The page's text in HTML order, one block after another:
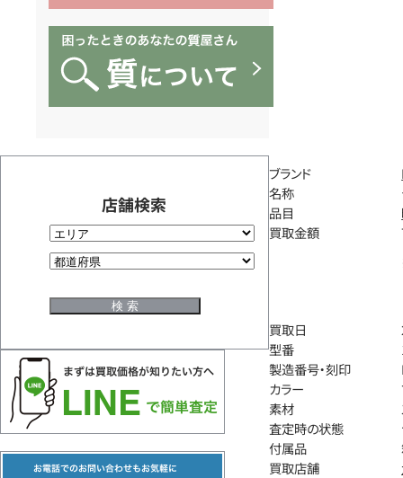
店舗検索
ブランド
名称
品目
買取金額
買取日
型番
製造番号・刻印
カラー
素材
査定時の状態
付属品
買取店舗